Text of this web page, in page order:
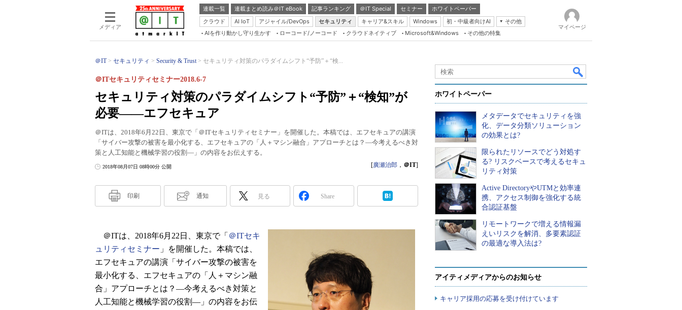
メディア
連載一覧 連載まとめ読み＠IT eBook 記事ランキング ＠IT Special セミナー
ホワイトペーパー
クラウド
AI IoT アジャイル/DevOps セキュリティ キャリア&スキル Windows 初・中級者向けAI
その他
Server & Storage
Java Agile
Database Expert
Linux ＆ OSS
Master of IP Network
Security & Trust
Test & Tools
AIを作り動かし守り生かす ローコード/ノーコード クラウドネイティブ Microsoft&Windows その他の特集
マイページ
＠IT セキュリティ Security & Trust セキュリティ対策のパラダイムシフト“予防”＋“検...
セキュリティ対策のパラダイムシフト“予防”＋“検知”が
必要――エフセキュア
＠ITセキュリティセミナー2018.6-7
＠ITは、2018年6月22日、東京で「＠ITセキュリティセミナー」を開催した。本稿では、エフセキュアの講演
「サイバー攻撃の被害を最小化する、エフセキュアの「人＋マシン融合」アプローチとは？―今考えるべき対
策と人工知能と機械学習の役割―」の内容をお伝えする。
2018年08月07日 08時00分 公開 [廣瀬治郎 ， ＠IT]
印刷 通知 見る Share
＠ITは、2018年6月22日、東京で「 ＠ITセキ
ュリティセミナー 」を開催した。本稿では、
エフセキュアの講演「サイバー攻撃の被害を
最小化する、エフセキュアの「人＋マシン融
合」アプローチとは？―今考えるべき対策と
人工知能と機械学習の役割―」の内容をお伝
ホワイトペーパー
メタデータでセキュリティを強
化、データ分類ソリューション
の効果とは?
限られたリソースでどう対処す
る? リスクベースで考えるセキュ
リティ対策
Active DirectoryやUTMと効率連
携、アクセス制御を強化する統
合認証基盤
リモートワークで増える情報漏
えいリスクを解消、多要素認証
の最適な導入法は?
アイティメディアからのお知らせ
キャリア採用の応募を受け付けています